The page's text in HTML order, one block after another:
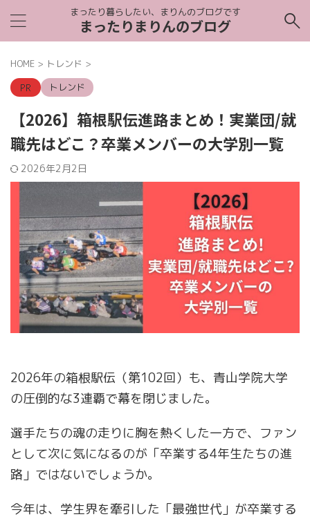
まったり暮らしたい、まりんのブログです
まったりまりんのブログ
HOME > トレンド >
トレンド
【2026】箱根駅伝進路まとめ！実業団/就
職先はどこ？卒業メンバーの大学別一覧
2026年2月2日
2026年の箱根駅伝（第102回）も、青山学院大学
の圧倒的な3連覇で幕を閉じました。
選手たちの魂の走りに胸を熱くした一方で、ファン
として次に気になるのが「卒業する4年生たちの進
路」ではないでしょうか。
今年は、学生界を牽引した「最強世代」が卒業する